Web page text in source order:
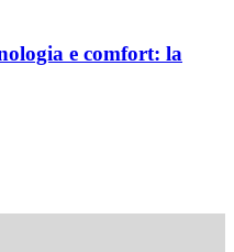
e comfort: la